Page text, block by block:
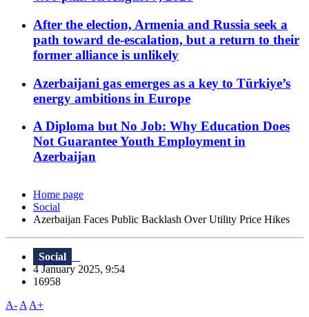
After the election, Armenia and Russia seek a
path toward de-escalation, but a return to their
former alliance is unlikely
Azerbaijani gas emerges as a key to Türkiye’s
energy ambitions in Europe
A Diploma but No Job: Why Education Does
Not Guarantee Youth Employment in
Azerbaijan
Home page
Social
Azerbaijan Faces Public Backlash Over Utility Price Hikes
Social
4 January 2025, 9:54
16958
A- A A+